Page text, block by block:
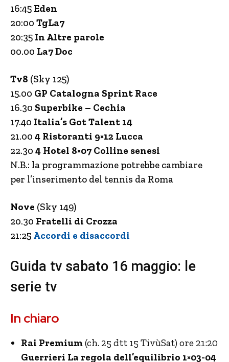
16:45Eden
20:00 TgLa7
20:35 In Altre parole
00.00 La7 Doc
Tv8 (Sky 125)
15.00 GP Catalogna Sprint Race
16.30 Superbike – Cechia
17.40 Italia’s Got Talent 14
21.00 4 Ristoranti 9×12 Lucca
22.30 4 Hotel 8×07 Colline senesi
N.B.: la programmazione potrebbe cambiare
per l’inserimento del tennis da Roma
Nove (Sky 149)
20.30 Fratelli di Crozza
21:25 Accordi e disaccordi
Guida tv sabato 16 maggio: le
serie tv
In chiaro
Rai Premium(ch. 25 dtt 15 TivùSat) ore 21:20
Guerrieri La regola dell’equilibrio 1×03-04